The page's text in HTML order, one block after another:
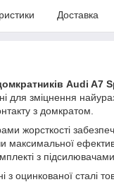
Доставка
Audi A7
для зміцнення
з домкратом.
жорсткості
максимальної
з підсилювачами
з оцинкованої сталі